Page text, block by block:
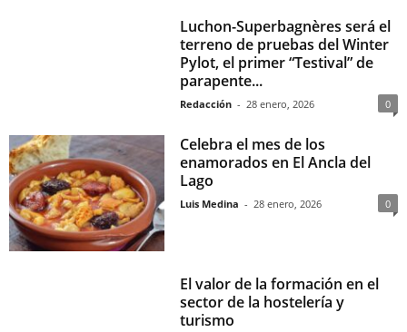
Luchon-Superbagnères será el
terreno de pruebas del Winter
Pylot, el primer “Testival” de
parapente...
Redacción - 28 enero, 2026 0
Celebra el mes de los
enamorados en El Ancla del
Lago
Luis Medina - 28 enero, 2026 0
El valor de la formación en el
sector de la hostelería y
turismo